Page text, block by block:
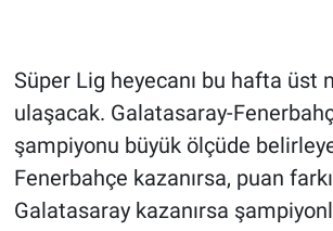
Süper Lig heyecanı bu hafta üst
ulaşacak. Galatasaray-
şampiyonu büyük ölçüde
Fenerbahçe kazanırsa, puan
Galatasaray kazanırsa